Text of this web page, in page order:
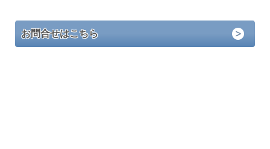
お問合せはこちら